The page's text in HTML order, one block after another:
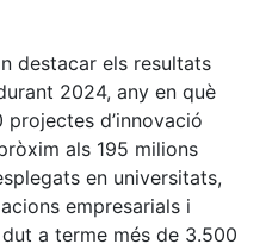
destacar els resultats
2024, any en què
d’innovació
als 195 milions
en universitats,
empresarials i
a terme més de 3.500